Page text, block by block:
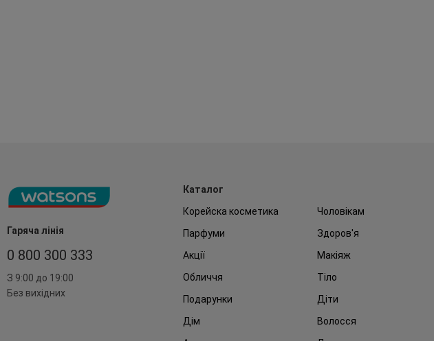
Гаряча лінія
0 800 300 333
З 9:00 до 19:00
Без вихідних
Каталог
Корейска косметика
Чоловікам
Парфуми
Здоров'я
Акції
Макіяж
Обличчя
Тіло
Подарунки
Діти
Дім
Волосся